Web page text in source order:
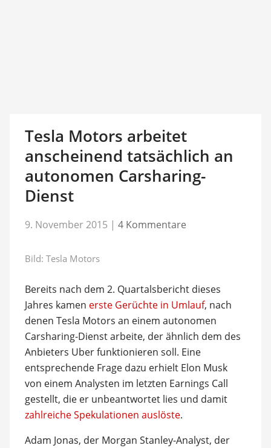
Tesla Motors arbeitet
anscheinend tatsächlich an
autonomen Carsharing-
Dienst
9. November 2015 | 4 Kommentare
Bild: Tesla Motors
Bereits nach dem 2. Quartalsbericht dieses
Jahres kamen erste Gerüchte in Umlauf, nach
denen Tesla Motors an einem autonomen
Carsharing-Dienst arbeite, der ähnlich dem des
Anbieters Uber funktionieren soll. Eine
entsprechende Frage dazu erhielt Elon Musk
von einem Analysten im letzten Earnings Call
gestellt, die er unbeantwortet lies und damit
zahlreiche Spekulationen auslöste.
Adam Jonas, der Morgan Stanley-Analyst, der